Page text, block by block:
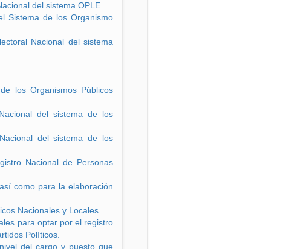
del sistema OPLE
Sistema de los Organismo
Nacional del sistema
los Organismos Públicos
del sistema de los
del sistema de los
Nacional de Personas
como para la elaboración
Nacionales y Locales
para optar por el registro
Políticos.
del cargo y puesto que